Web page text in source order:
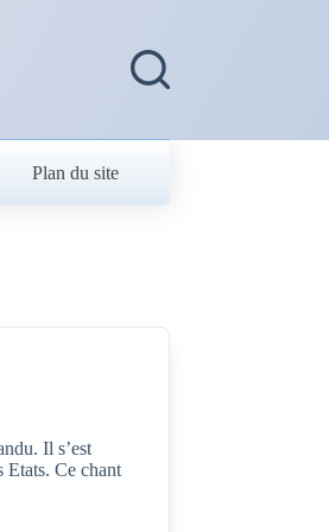
Plan du site
Il s’est
Etats. Ce chant